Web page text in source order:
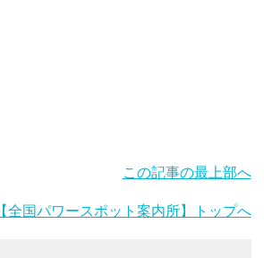
この記事の最上部へ
【全国パワースポット案内所】トップへ